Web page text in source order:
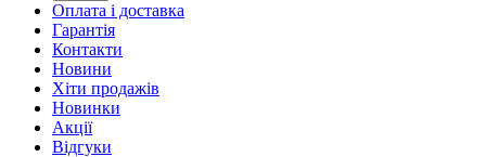
Оплата і доставка
Гарантія
Контакти
Новини
Хіти продажів
Новинки
Акції
Відгуки